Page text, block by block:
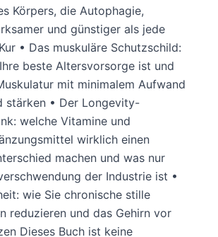
Körpers, die Autophagie,
und günstiger als jede
• Das muskuläre Schutzschild:
beste Altersvorsorge ist und
mit minimalem Aufwand
stärken • Der Longevity-
welche Vitamine und
wirklich einen
machen und was nur
der Industrie ist •
wie Sie chronische stille
reduzieren und das Gehirn vor
Dieses Buch ist keine